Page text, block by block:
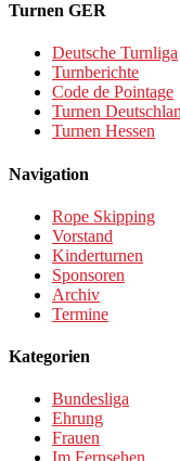
Turnen GER
Deutsche Turnliga
Turnberichte
Code de Pointage
Turnen
Turnen Hessen
Navigation
Rope Skipping
Vorstand
Kinderturnen
Sponsoren
Archiv
Termine
Kategorien
Bundesliga
Ehrung
Frauen